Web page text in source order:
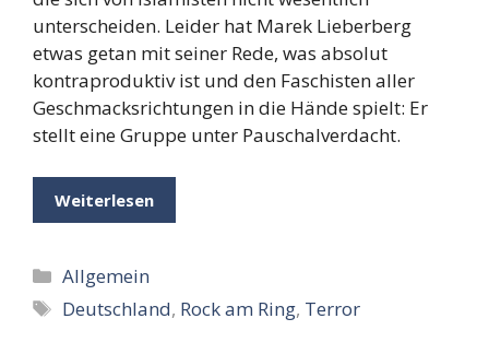
unterscheiden. Leider hat Marek Lieberberg
etwas getan mit seiner Rede, was absolut
kontraproduktiv ist und den Faschisten aller
Geschmacksrichtungen in die Hände spielt: Er
stellt eine Gruppe unter Pauschalverdacht.
Weiterlesen
Kategorien
Allgemein
Schlagwörter
Deutschland, Rock am Ring, Terror